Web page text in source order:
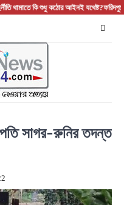
থামাতে কি শুধু কঠোর আইনই যথেষ্ট?ফরিদপুরের
সাগর-রুনির তদন্ত